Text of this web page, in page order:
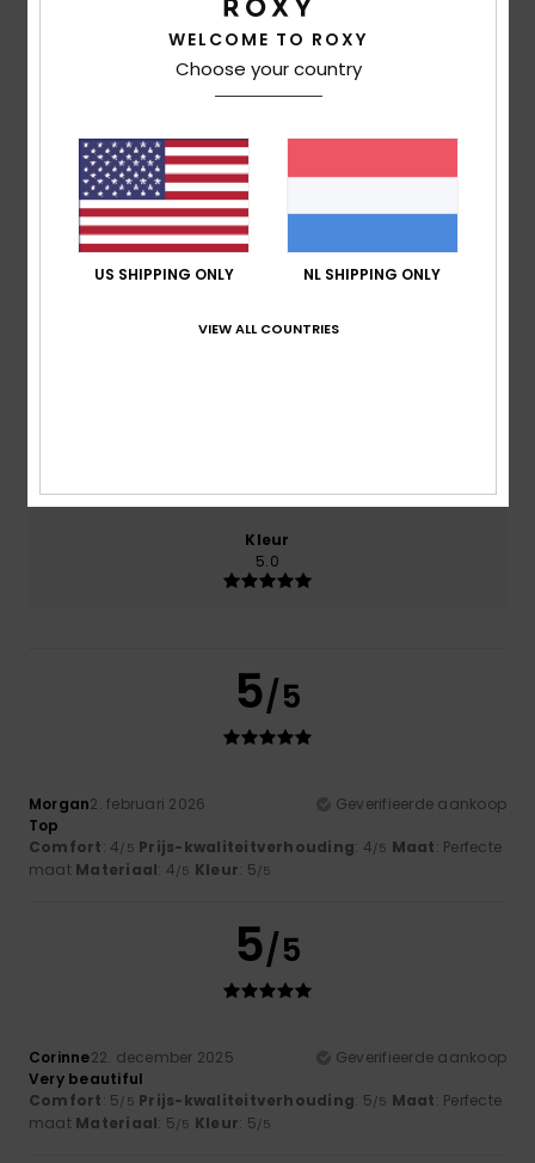
5.0/5
gebaseerd op3 geverifieerde beoordelingensinds
november 2025
33% van onze klanten bevelen dit product aan
Comfort
Kleur
5.0
5/5
Morgan2. februari 2026
Geverifieerde aankoop
Top
Comfort: 4/5 Prijs-kwaliteitverhouding: 4/5 Maat: Perfecte
maat Materiaal: 4/5 Kleur: 5/5
5/5
Corinne22. december 2025
Geverifieerde aankoop
Very beautiful
Comfort: 5/5 Prijs-kwaliteitverhouding: 5/5 Maat: Perfecte
maat Materiaal: 5/5 Kleur: 5/5
WELCOME TO ROXY
Choose your country
US SHIPPING ONLY NL SHIPPING ONLY
VIEW ALL COUNTRIES